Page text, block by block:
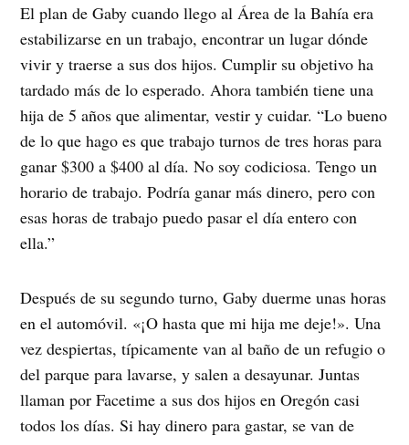
El plan de Gaby cuando llego al Área de la Bahía era
estabilizarse en un trabajo, encontrar un lugar dónde
vivir y traerse a sus dos hijos. Cumplir su objetivo ha
tardado más de lo esperado. Ahora también tiene una
hija de 5 años que alimentar, vestir y cuidar. “Lo bueno
de lo que hago es que trabajo turnos de tres horas para
ganar $300 a $400 al día. No soy codiciosa. Tengo un
horario de trabajo. Podría ganar más dinero, pero con
esas horas de trabajo puedo pasar el día entero con
ella.”
Después de su segundo turno, Gaby duerme unas horas
en el automóvil. «¡O hasta que mi hija me deje!». Una
vez despiertas, típicamente van al baño de un refugio o
del parque para lavarse, y salen a desayunar. Juntas
llaman por Facetime a sus dos hijos en Oregón casi
todos los días. Si hay dinero para gastar, se van de